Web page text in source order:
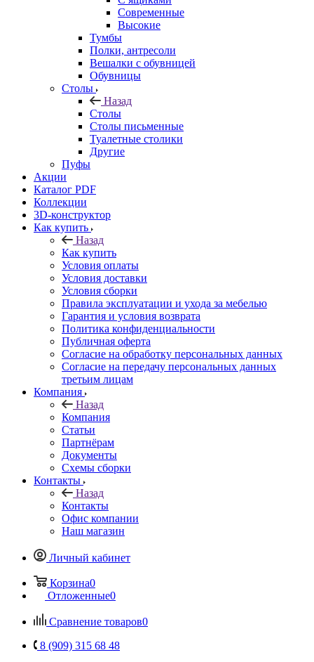
Современные
Высокие
Тумбы
Полки, антресоли
Вешалки с обувницей
Обувницы
Столы
Назад
Столы
Столы письменные
Туалетные столики
Другие
Пуфы
Акции
Каталог PDF
Коллекции
3D-конструктор
Как купить
Назад
Как купить
Условия оплаты
Условия доставки
Условия сборки
Правила эксплуатации и ухода за мебелью
Гарантия и условия возврата
Политика конфиденциальности
Публичная оферта
Согласие на обработку персональных данных
Согласие на передачу персональных данных
третьим лицам
Компания
Назад
Компания
Статьи
Партнёрам
Документы
Схемы сборки
Контакты
Назад
Контакты
Офис компании
Наш магазин
Личный кабинет
Корзина0
Отложенные0
Сравнение товаров0
8 (909) 315 68 48